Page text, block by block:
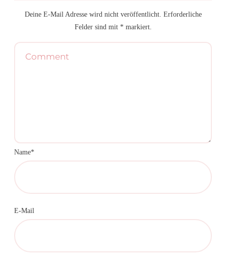
Deine E-Mail Adresse wird nicht veröffentlicht. Erforderliche
Felder sind mit * markiert.
Name*
E-Mail